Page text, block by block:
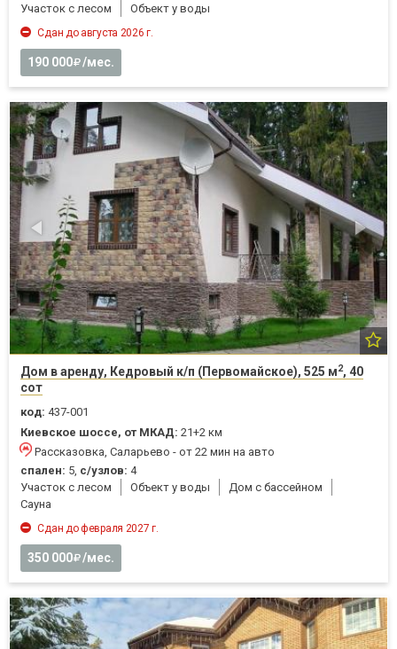
Участок с лесом
Объект у воды
Сдан до августа 2026 г.
190 000 /мес.
Дом в аренду, Кедровый к/п (Первомайское), 525 м2, 40
сот
код: 437-001
Киевское шоссе, от МКАД: 21+2 км
Рассказовка, Саларьево - от 22 мин на авто
спален: 5, с/узлов: 4
Участок с лесом
Объект у воды
Дом с бассейном
Cауна
Сдан до февраля 2027 г.
350 000 /мес.